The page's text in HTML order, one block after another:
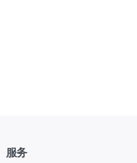
服务